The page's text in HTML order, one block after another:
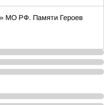
МО РФ. Памяти Героев